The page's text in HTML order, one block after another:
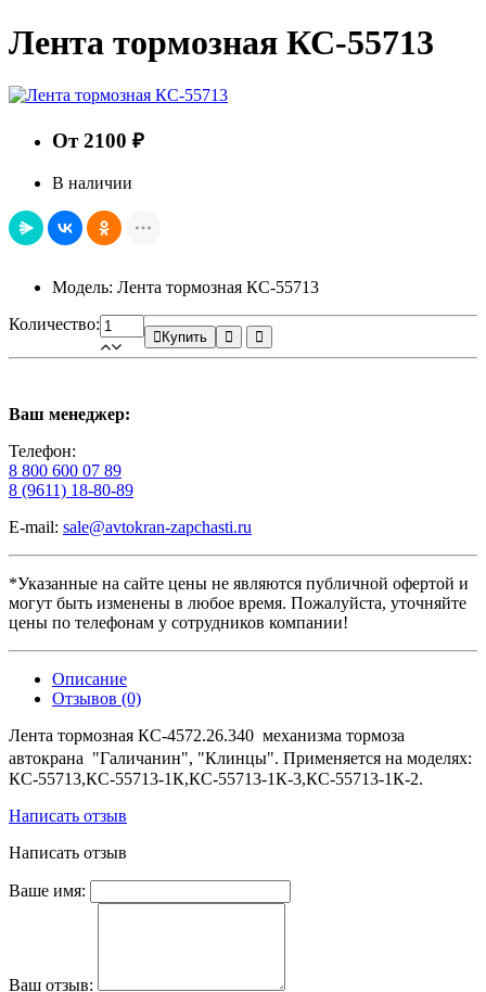
Лента тормозная КС-55713
От 2100 ₽
В наличии
Модель: Лента тормозная КС-55713
Количество:
Купить
Ваш менеджер:
Телефон:
8 800 600 07 89
8 (9611) 18-80-89
E-mail: sale@avtokran-zapchasti.ru
*Указанные на сайте цены не являются публичной офертой и
могут быть изменены в любое время. Пожалуйста, уточняйте
цены по телефонам у сотрудников компании!
Описание
Отзывов (0)
Лента тормозная КС-4572.26.340 механизма тормоза
автокрана "Галичанин", "Клинцы". Применяется на моделях:
КС-55713,КС-55713-1К,КС-55713-1К-3,КС-55713-1К-2.
Написать отзыв
Написать отзыв
Ваше имя:
Ваш отзыв: